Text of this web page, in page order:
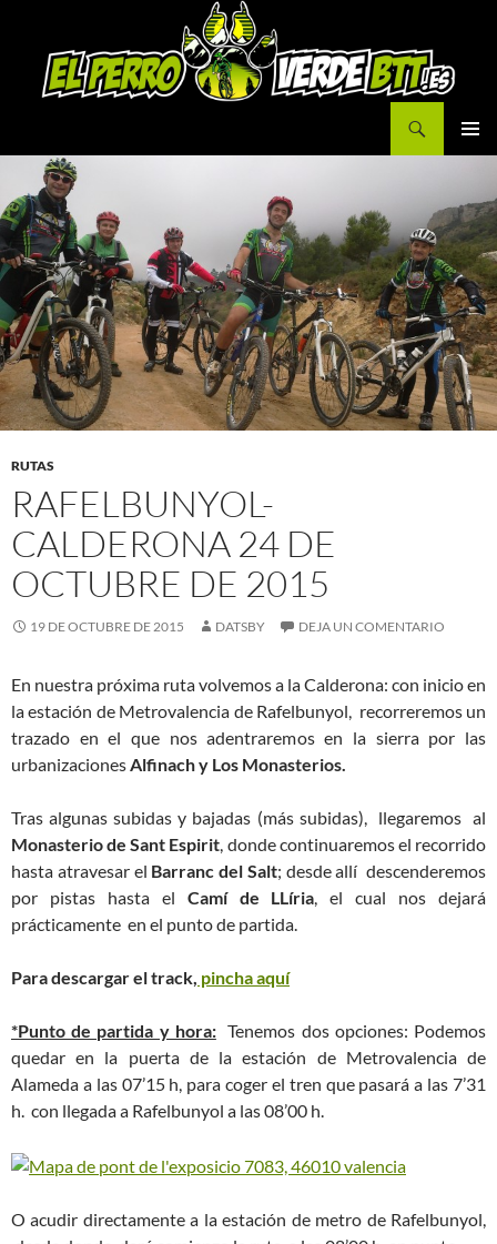
CONTENIDO
RUTAS
RAFELBUNYOL-
CALDERONA 24 DE
OCTUBRE DE 2015
19 DE OCTUBRE DE 2015 DATSBY DEJA UN COMENTARIO
En nuestra próxima ruta volvemos a la Calderona: con inicio en
la estación de Metrovalencia de Rafelbunyol, recorreremos un
trazado en el que nos adentraremos en la sierra por las
urbanizacionesAlfinach y Los Monasterios.
Tras algunas subidas y bajadas (más subidas), llegaremos al
Monasterio de Sant Espirit, donde continuaremos el recorrido
hasta atravesar el Barranc del Salt; desde allí descenderemos
por pistas hasta el Camí de LLíria, el cual nos dejará
prácticamente en el punto de partida.
Para descargar el track, pincha aquí
*Punto de partida y hora:Tenemos dos opciones: Podemos
quedar en la puerta de la estación de Metrovalencia de
Alameda a las 07’15 h, para coger el tren que pasará a las 7’31
h. con llegada a Rafelbunyol a las 08’00 h.
O acudir directamente a la estación de metro de Rafelbunyol,